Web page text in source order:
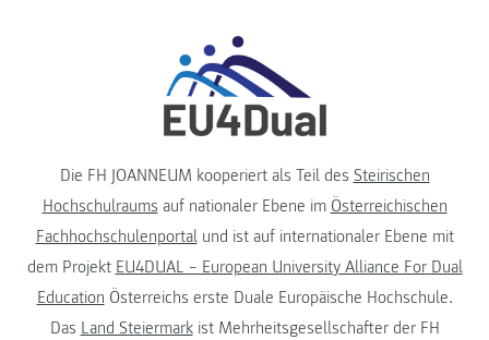
Die FH JOANNEUM kooperiert als Teil des Steirischen
Hochschulraums auf nationaler Ebene im Österreichischen
Fachhochschulenportalund ist auf internationaler Ebene mit
dem Projekt EU4DUAL – European University Alliance For Dual
Education Österreichs erste Duale Europäische Hochschule.
Das Land Steiermarkist Mehrheitsgesellschafter der FH